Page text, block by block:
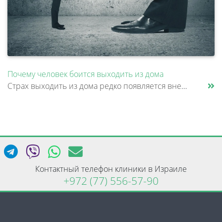
Почему человек боится выходить из дома
Страх выходить из дома редко появляется внезапно. Обычно все начинается с конкретной ситуации: человеку стало плохо в ме......
Контактный телефон клиники в Израиле
+972 (77) 556-57-90